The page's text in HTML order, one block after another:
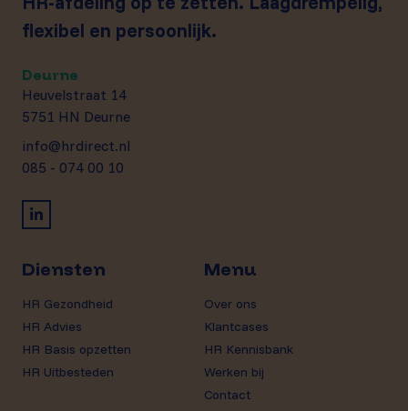
flexibel en persoonlijk.
Deurne
Heuvelstraat 14
5751 HN Deurne
info@hrdirect.nl
085 - 074 00 10
Diensten
HR Gezondheid
HR Advies
HR Basis opzetten
HR Uitbesteden
Menu
Over ons
Klantcases
HR Kennisbank
Werken bij
Contact